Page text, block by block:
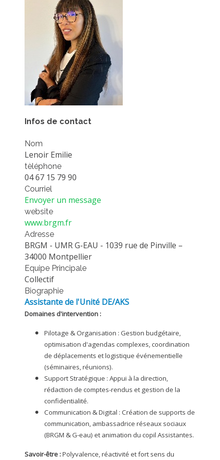
PLATEFORMES EXPÉRIMENTALES
IMPLANTATIONS GÉOGRAPHIQUES
PROJETS EN COURS
PROJETS TERMINÉS
NOS RÉSEAUX SCIENTIFIQUES ET TECHNIQUES
SÉMINAIRES RÉGULIERS
FORMATION
MASTER
FORMATION CONTINUE
FORMATION DOCTORALE
THÈSES EN COURS
MOOC
PRODUCTION
MÉTHODES ET OUTILS
LOGICIELS
PUBLICATIONS SUR HAL
HDR
THÈSES
WORKING PAPERS
NOTES THÉMATIQUES
NOS TRAVAUX EN VIDÉO
Infos de contact
Nom
Lenoir Emilie
tèléphone
04 67 15 79 90
Courriel
Envoyer un message
website
www.brgm.fr
Adresse
BRGM - UMR G-EAU - 1039 rue de Pinville –
34000 Montpellier
Equipe Principale
Collectif
Biographie
Assistante de l'Unité DE/AKS
Domaines d'intervention :
Pilotage & Organisation : Gestion budgétaire,
optimisation d'agendas complexes, coordination
de déplacements et logistique événementielle
(séminaires, réunions).
Support Stratégique : Appui à la direction,
rédaction de comptes-rendus et gestion de la
confidentialité.
Communication & Digital : Création de supports de
communication, ambassadrice réseaux sociaux
(BRGM & G-eau) et animation du copil Assistantes.
Savoir-être :Polyvalence, réactivité et fort sens du